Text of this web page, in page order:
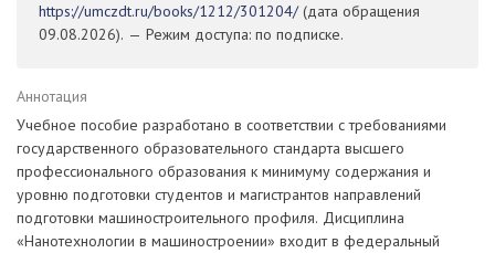
https://umczdt.ru/books/1212/301204/(дата обращения
09.08.2026). — Режим доступа: по подписке.
Аннотация
Учебное пособие разработано в соответствии с требованиями
государственного образовательного стандарта высшего
профессионального образования к минимуму содержания и
уровню подготовки студентов и магистрантов направлений
подготовки машиностроительного профиля. Дисциплина
«Нанотехнологии в машиностроении» входит в федеральный